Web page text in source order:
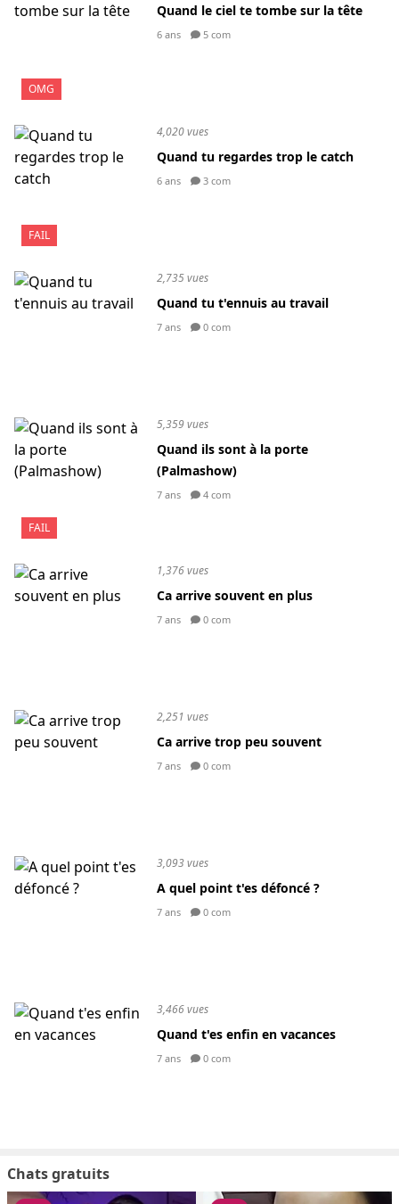
OMG
Quand le ciel te tombe sur la tête
6 ans 5 com
FAIL
4,020 vues
Quand tu regardes trop le catch
6 ans 3 com
2,735 vues
Quand tu t'ennuis au travail
7 ans 0 com
FAIL
5,359 vues
Quand ils sont à la porte
(Palmashow)
7 ans 4 com
1,376 vues
Ca arrive souvent en plus
7 ans 0 com
2,251 vues
Ca arrive trop peu souvent
7 ans 0 com
3,093 vues
A quel point t'es défoncé ?
7 ans 0 com
3,466 vues
Quand t'es enfin en vacances
7 ans 0 com
Chats gratuits